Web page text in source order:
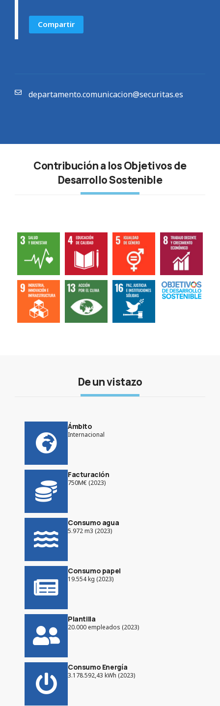
Compartir
departamento.comunicacion@securitas.es
Contribución a los Objetivos de
Desarrollo Sostenible
De un vistazo
Ámbito
Internacional
Facturación
750M€ (2023)
Consumo agua
5.972 m3 (2023)
Consumo papel
19.554 kg (2023)
Plantilla
20.000 empleados (2023)
Consumo Energía
3.178.592,43 kWh (2023)